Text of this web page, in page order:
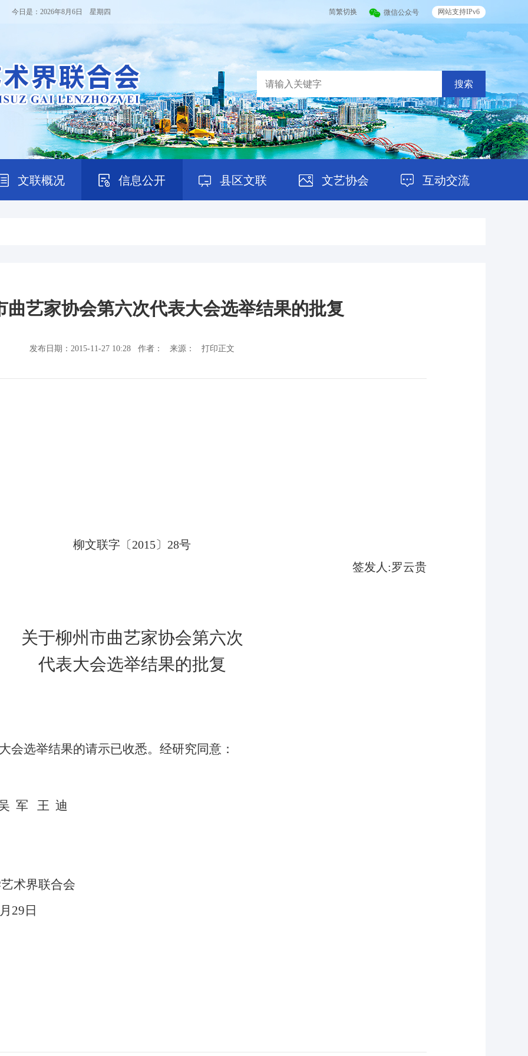
网站支持IPv6
简繁切换 微信公众号
今日是： 2026年8月6日 星期四
搜索
文联概况 信息公开 县区文联 文艺协会 互动交流
曲艺家协会第六次代表大会选举结果的批复
发布日期：2015-11-27 10:28 作者： 来源： 打印正文
柳文联字〔 2015〕 28号
签发人 :罗云贵
关于柳州市曲艺家协会第六次
代表大会选举结果的批复
会选举结果的请示已收悉。经研究同意：
军 王 迪
术界联合会
29 日